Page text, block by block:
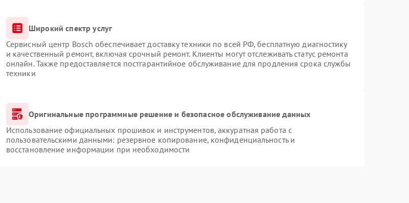
Широкий спектр услуг
Сервисный центр Bosch обеспечивает доставку техники по всей РФ, бесплатную диагностику
и качественный ремонт, включая срочный ремонт. Клиенты могут отслеживать статус ремонта
онлайн. Также предоставляется постгарантийное обслуживание для продления срока службы
техники
Оригинальные программные решение и безопасное обслуживание данных
Использование официальных прошивок и инструментов, аккуратная работа с
пользовательскими данными: резервное копирование, конфиденциальность и
восстановление информации при необходимости